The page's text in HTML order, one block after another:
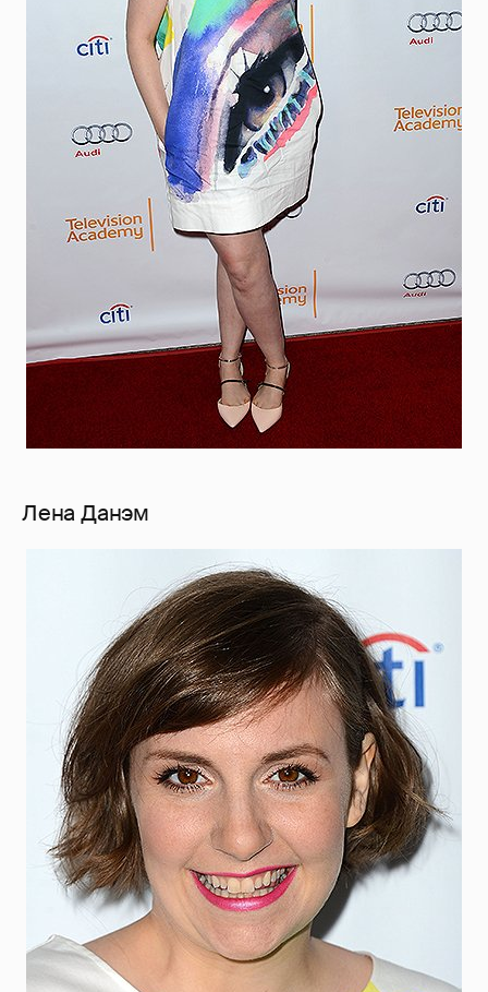
Лена Данэм